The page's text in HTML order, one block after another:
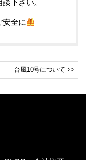
下さい。
安全に
台風10号について >>